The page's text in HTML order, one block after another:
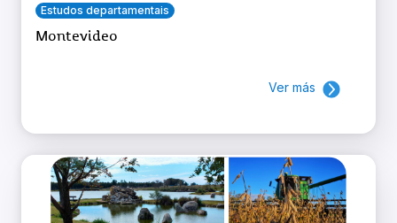
Estudos departamentais
Montevideo
Ver más